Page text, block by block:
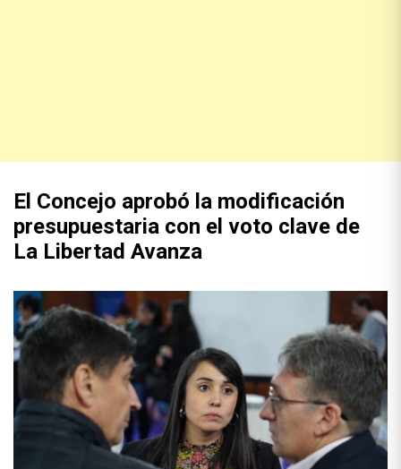
El Concejo aprobó la modificación
presupuestaria con el voto clave de
La Libertad Avanza